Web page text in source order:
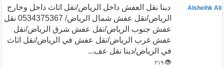
Alsheihk Ali
‏دينا نقل العفش داخل الرياض/نقل اثاث داخل وخارج
الرياض/نقل عفش شمال الرياض/ 0534375367 نقل
عفش جنوب الرياض/نقل عفش شرق الرياض/نقل
عفش غرب الرياض/نقل عفش في الرياض/نقل اثاث
في الرياض/دينا نقل عف...
٢١٩